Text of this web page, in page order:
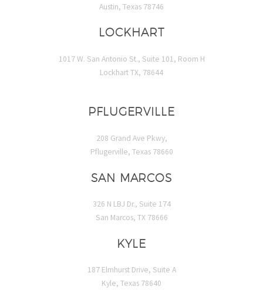
Austin, Texas 78746
LOCKHART
1017 W. San Antonio St., Suite 101, Room H
Lockhart TX, 78644
PFLUGERVILLE
208 Grand Ave Pkwy,
Pflugerville, Texas 78660
SAN MARCOS
326 N LBJ Dr., Suite 174
San Marcos, TX 78666
KYLE
187 Elmhurst Drive, Suite A
Kyle, Texas 78640